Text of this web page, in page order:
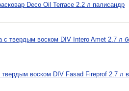
Deco Oil Terrace 2.2 л палисандр
с твердым воском DIV Intero Amet 2.7 л
воском DIV Fasad Fireprof 2.7 л